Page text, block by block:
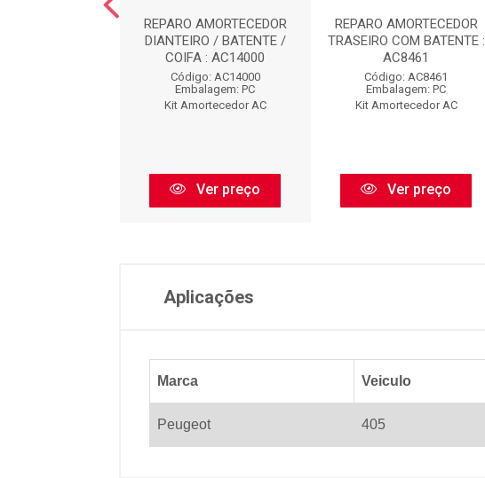
REPARO AMORTECEDOR
DIANTEIRO / BATENTE /
COIFA : AC14000
Código: AC14000
Embalagem: PC
Kit Amortecedor AC
Ver preço
REPARO AMORTECEDOR
TRASEIRO COM BATENTE :
AC8461
Código: AC8461
Embalagem: PC
Kit Amortecedor AC
Ver preço
Aplicações
Marca Veiculo
Peugeot 405